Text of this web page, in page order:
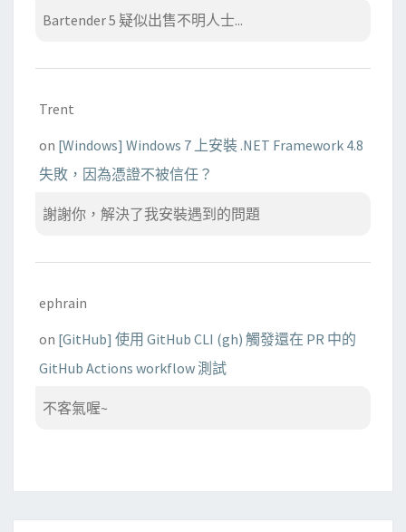
Bartender 5 疑似出售不明人士...
Trent
on [Windows] Windows 7 上安裝 .NET Framework 4.8
失敗，因為憑證不被信任？
謝謝你，解決了我安裝遇到的問題
ephrain
on [GitHub] 使用 GitHub CLI (gh) 觸發還在 PR 中的
GitHub Actions workflow 測試
不客氣喔~